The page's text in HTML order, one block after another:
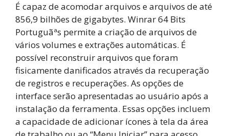
É capaz de acomodar arquivos e arquivos de até
856,9 bilhões de gigabytes. Winrar 64 Bits
Portuguãªs permite a criação de arquivos de
vários volumes e extrações automáticas. É
possível reconstruir arquivos que foram
fisicamente danificados através da recuperação
de registros e recuperações. As opções de
interface serão apresentadas ao usuário após a
instalação da ferramenta. Essas opções incluem
a capacidade de adicionar ícones à tela da área